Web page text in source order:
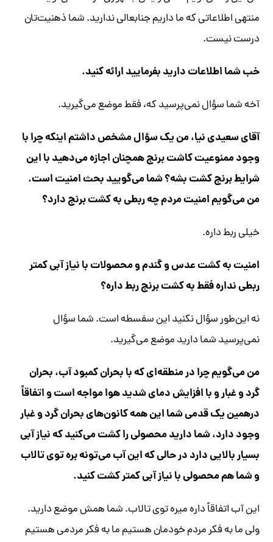
منتهی اطلاعاتی که ما داریم جنابعالی ندارید. شما ذهنیت‌تان
درست نیست.
خب شما اطلاعات دارید بفرمایید ارائه کنید.
آخه شما سؤال نمی‌پرسید که، فقط موضع می‌گیرید.
آقای سعیدی نیا، من یک سؤال مشخص داشتم اینکه چرا با
وجود ممنوعیت کاشت برنج همچنان اجازه می‌دهید با این
شرایط برنج کشت بشه؟ شما می‌گویید بحث امنیت است.
من می‌گویم امنیت مردم چه ربطی به کشت برنج دارد؟
خیلی ربط داره.
امنیت به کشت عدس و گندم و محصولات با نیاز آبی کمتر
ربطی نداره فقط به کشت برنج ربط داره؟
نه این‌طور سؤال نکنید این سفسطه است. شما سؤال
نمی‌پرسید شما دارید موضع می‌گیرید.
من می‌گویم چرا در منطقه‌ای که با بحران کمبود آب، بحران
گرد و غبار و با افزایش دمای شدید هوا مواجه است و اتفاقاً
درهمین یک قدمی شما این همه کانون‌های بحران گرد و غبار
وجود دارد، شما دارید محصولی را کشت می‌کنید که نیاز آبی
بسیار بالایی دارد در حالی که این آب می‌تونه بره توی تالاب
و شما هم محصولی با نیاز آبی کمتر کشت کنید.
این آب اتفاقاً داره میره توی تالاب. شما همش موضع دارید.
ولی ما به فکر مردم خودمان هستیم ما به فکر مردمی هستیم